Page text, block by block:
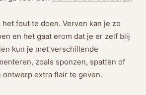
fout te doen. Verven kan je zo
en het gaat erom dat je er zelf blij
kun je met verschillende
zoals sponzen, spatten of
ontwerp extra flair te geven.